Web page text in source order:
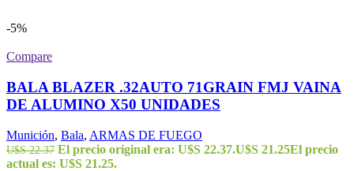
-5%
Compare
BALA BLAZER .32AUTO 71GRAIN FMJ VAINA
DE ALUMINO X50 UNIDADES
Munición, Bala, ARMAS DE FUEGO
U$S22.37 El precio original era: U$S 22.37.U$S 21.25El precio
actual es: U$S 21.25.